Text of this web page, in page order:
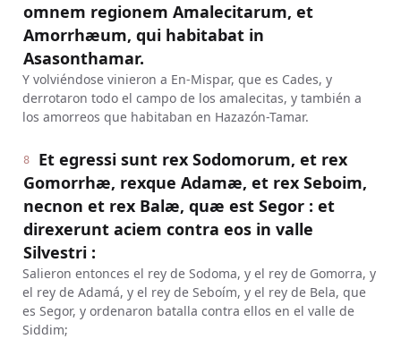
omnem regionem Amalecitarum, et
Amorrhæum, qui habitabat in
Asasonthamar.
Y volviéndose vinieron a En-Mispar, que es Cades, y
derrotaron todo el campo de los amalecitas, y también a
los amorreos que habitaban en Hazazón-Tamar.
8
Et egressi sunt rex Sodomorum, et rex
Gomorrhæ, rexque Adamæ, et rex Seboim,
necnon et rex Balæ, quæ est Segor : et
direxerunt aciem contra eos in valle
Silvestri :
Salieron entonces el rey de Sodoma, y el rey de Gomorra, y
el rey de Adamá, y el rey de Seboím, y el rey de Bela, que
es Segor, y ordenaron batalla contra ellos en el valle de
Siddim;